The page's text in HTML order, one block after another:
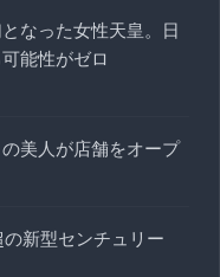
なった女性天皇。日
能性がゼロ
美人が店舗をオープ
新型センチュリー